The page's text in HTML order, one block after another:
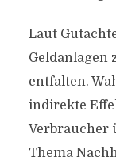
Laut
Geldanlagen
entfalten.
indirekte
Verbraucher
Thema